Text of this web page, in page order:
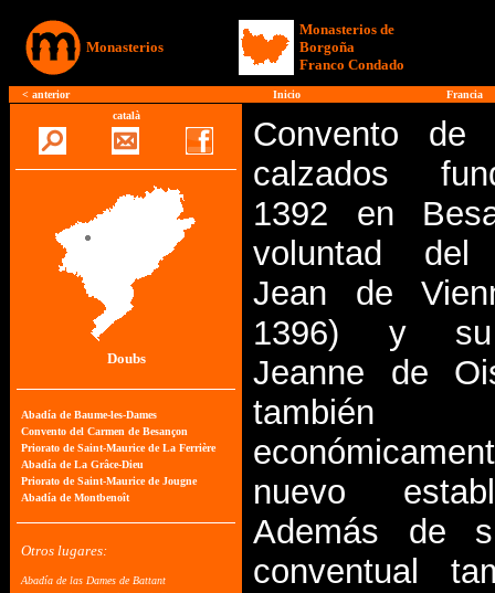
Monasterios
Monasterios de
Borgoña
Franco Condado
< anterior Inicio
Francia
català
Doubs
Convento de
calzados
1392 en
voluntad del
Jean de
1396) y su
Jeanne de
también
nuevo
Además de
conventual